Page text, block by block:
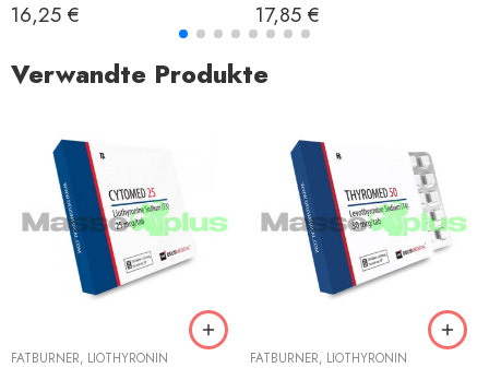
Bewertet mit
5.00von 5
16,25 € Bewertet mit
5.00von 5
17,85 €
Verwandte Produkte
FATBURNER, LIOTHYRONIN FATBURNER, LIOTHYRONIN